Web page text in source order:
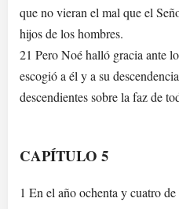
que no vieran el mal que el
hijos de los hombres.
21 Pero Noé halló gracia ante
escogió a él y a su
descendientes sobre la faz de
CAPÍTULO 5
1 En el año ochenta y cuatro